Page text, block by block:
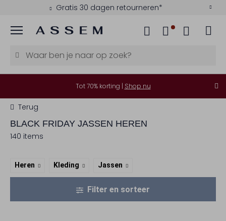
Gratis 30 dagen retourneren*
Menu
Tot 70% korting | Shop nu
Terug
BLACK FRIDAY JASSEN HEREN
140 items
Heren Kleding Jassen
Filter en sorteer